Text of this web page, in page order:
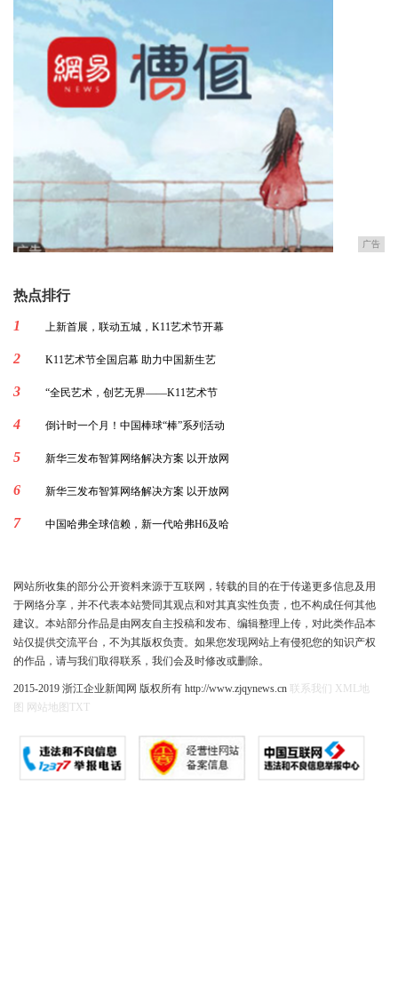
广告
热点排行
1
上新首展，联动五城，K11艺术节开幕
2 K11艺术节全国启幕 助力中国新生艺
3 “全民艺术，创艺无界——K11艺术节
4 倒计时一个月！中国棒球“棒”系列活动
5 新华三发布智算网络解决方案 以开放网
6 新华三发布智算网络解决方案 以开放网
7 中国哈弗全球信赖，新一代哈弗H6及哈
网站所收集的部分公开资料来源于互联网，转载的目的在于传递更多信息及用
于网络分享，并不代表本站赞同其观点和对其真实性负责，也不构成任何其他
建议。本站部分作品是由网友自主投稿和发布、编辑整理上传，对此类作品本
站仅提供交流平台，不为其版权负责。如果您发现网站上有侵犯您的知识产权
的作品，请与我们取得联系，我们会及时修改或删除。
2015-2019 浙江企业新闻网 版权所有 http://www.zjqynews.cn 联系我们 XML地
图
网站地图 TXT